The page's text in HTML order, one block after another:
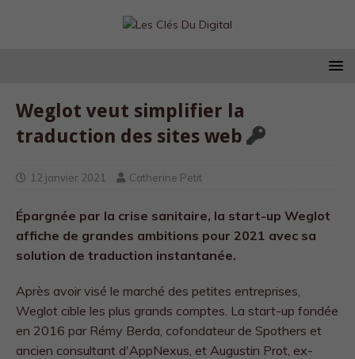
Weglot veut simplifier la
traduction des sites web
12 janvier 2021 Catherine Petit
Épargnée par la crise sanitaire, la start-up Weglot
affiche de grandes ambitions pour 2021 avec sa
solution de traduction instantanée.
Après avoir visé le marché des petites entreprises,
Weglot cible les plus grands comptes. La start-up fondée
en 2016 par Rémy Berda, cofondateur de Spothers et
ancien consultant d'AppNexus, et Augustin Prot, ex-